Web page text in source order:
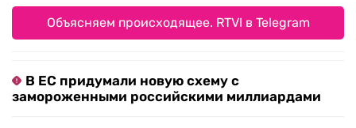
Объясняем происходящее. RTVI в Telegram
В ЕС придумали новую схему с
замороженными российскими миллиардами